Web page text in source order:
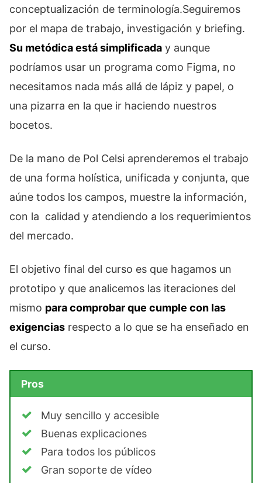
conceptualización de terminología.Seguiremos
por el mapa de trabajo, investigación y briefing.
Su metódica está simplificada y aunque
podríamos usar un programa como Figma, no
necesitamos nada más allá de lápiz y papel, o
una pizarra en la que ir haciendo nuestros
bocetos.
De la mano de Pol Celsi aprenderemos el trabajo
de una forma holística, unificada y conjunta, que
aúne todos los campos, muestre la información,
con la calidad y atendiendo a los requerimientos
del mercado.
El objetivo final del curso es que hagamos un
prototipo y que analicemos las iteraciones del
mismo para comprobar que cumple con las
exigencias respecto a lo que se ha enseñado en
el curso.
Pros
Muy sencillo y accesible
Buenas explicaciones
Para todos los públicos
Gran soporte de vídeo